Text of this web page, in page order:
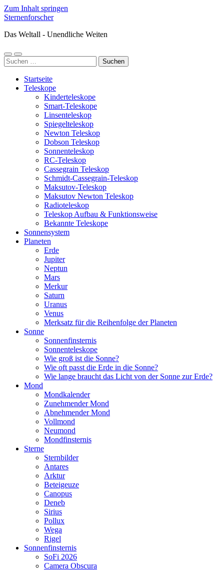
Zum Inhalt springen
Sternenforscher
Das Weltall - Unendliche Weiten
Mobile-
Menü
Suchfeld
ein-/ausblenden
Suchen
nach:
Startseite
Teleskope
Kinderteleskope
Smart-Teleskope
Linsenteleskop
Spiegelteleskop
Newton Teleskop
Dobson Teleskop
Sonnenteleskop
RC-Teleskop
Cassegrain Teleskop
Schmidt-Cassegrain-Teleskop
Maksutov-Teleskop
Maksutov Newton Teleskop
Radioteleskop
Teleskop Aufbau & Funktionsweise
Bekannte Teleskope
Sonnensystem
Planeten
Erde
Jupiter
Neptun
Mars
Merkur
Saturn
Uranus
Venus
Merksatz für die Reihenfolge der Planeten
Sonne
Sonnenfinsternis
Sonnenteleskope
Wie groß ist die Sonne?
Wie oft passt die Erde in die Sonne?
Wie lange braucht das Licht von der Sonne zur Erde?
Mond
Mondkalender
Zunehmender Mond
Abnehmender Mond
Vollmond
Neumond
Mondfinsternis
Sterne
Sternbilder
Antares
Arktur
Beteigeuze
Canopus
Deneb
Sirius
Pollux
Wega
Rigel
Sonnenfinsternis
SoFi 2026
Camera Obscura